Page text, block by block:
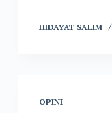
HIDAYAT SALIM
OPINI